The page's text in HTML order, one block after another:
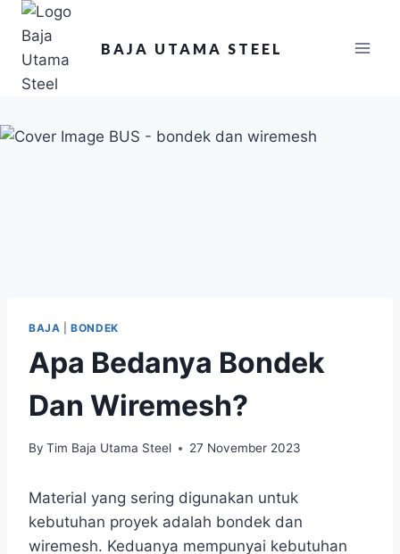
BAJA UTAMA STEEL
BAJA |BONDEK
Apa Bedanya Bondek
Dan Wiremesh?
By Tim Baja Utama Steel 27 November 2023
Material yang sering digunakan untuk
kebutuhan proyek adalah bondek dan
wiremesh. Keduanya mempunyai kebutuhan